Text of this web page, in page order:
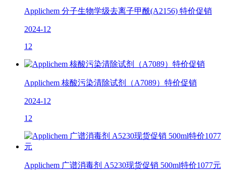
Applichem 分子生物学级去离子甲酰(A2156) 特价促销
2024-12
12
Applichem 核酸污染清除试剂（A7089）特价促销
2024-12
12
Applichem 广谱消毒剂 A5230现货促销 500ml特价1077元